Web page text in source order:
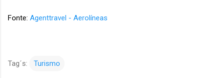
Fonte: Agenttravel - Aerolíneas
Tag´s: Turismo